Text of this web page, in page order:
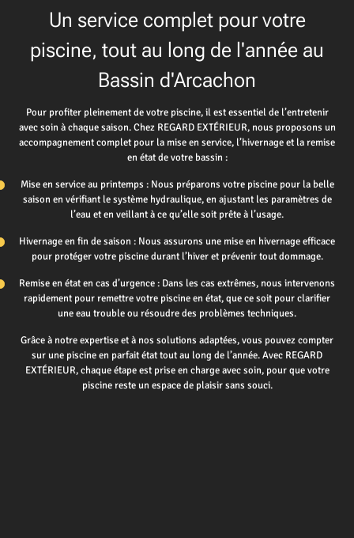
Un service complet pour votre
piscine, tout au long de l'année au
Bassin d'Arcachon
Pour profiter pleinement de votre piscine, il est essentiel de l’entretenir
avec soin à chaque saison. Chez REGARD EXTÉRIEUR, nous proposons un
accompagnement complet pour la mise en service, l’hivernage et la remise
en état de votre bassin :
Mise en service au printemps : Nous préparons votre piscine pour la belle
saison en vérifiant le système hydraulique, en ajustant les paramètres de
l’eau et en veillant à ce qu’elle soit prête à l’usage.
Hivernage en fin de saison : Nous assurons une mise en hivernage efficace
pour protéger votre piscine durant l’hiver et prévenir tout dommage.
Remise en état en cas d’urgence : Dans les cas extrêmes, nous intervenons
rapidement pour remettre votre piscine en état, que ce soit pour clarifier
une eau trouble ou résoudre des problèmes techniques.
Grâce à notre expertise et à nos solutions adaptées, vous pouvez compter
sur une piscine en parfait état tout au long de l’année. Avec REGARD
EXTÉRIEUR, chaque étape est prise en charge avec soin, pour que votre
piscine reste un espace de plaisir sans souci.